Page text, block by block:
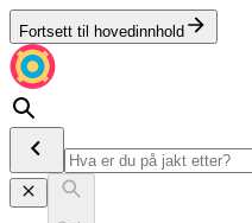
Fortsett til hovedinnhold